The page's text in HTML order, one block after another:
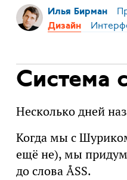
Илья Бирман
Дизайн
Система
Несколько дней
Когда мы с
ещё не), мы
до слова ÅSS.